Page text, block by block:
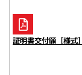
証明書交付願［様式］